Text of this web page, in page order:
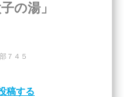
の湯」
７４５
稿する